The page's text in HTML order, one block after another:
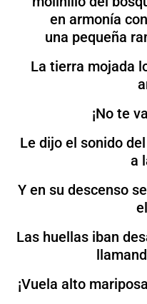
en armonía
una pequeña
La tierra mojada
¡No te
Le dijo el sonido
a
Y en su descenso
Las huellas iban
¡Vuela alto